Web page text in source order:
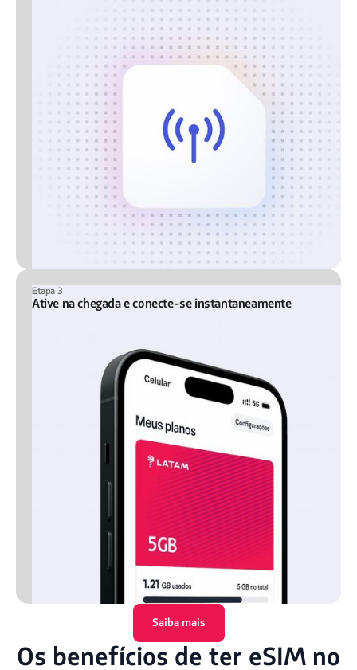
Etapa 3
Ative na chegada e conecte-se instantaneamente
Saiba mais
Os benefícios de ter eSIM no